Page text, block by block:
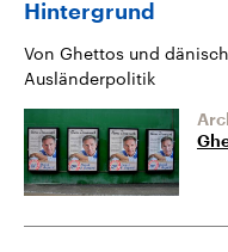
Hintergrund
Von Ghettos und
Ausländerpolitik